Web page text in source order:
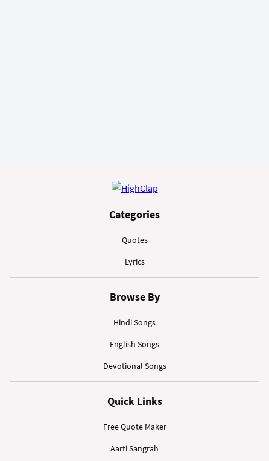
Categories
Quotes
Lyrics
Browse By
Hindi Songs
English Songs
Devotional Songs
Quick Links
Free Quote Maker
Aarti Sangrah